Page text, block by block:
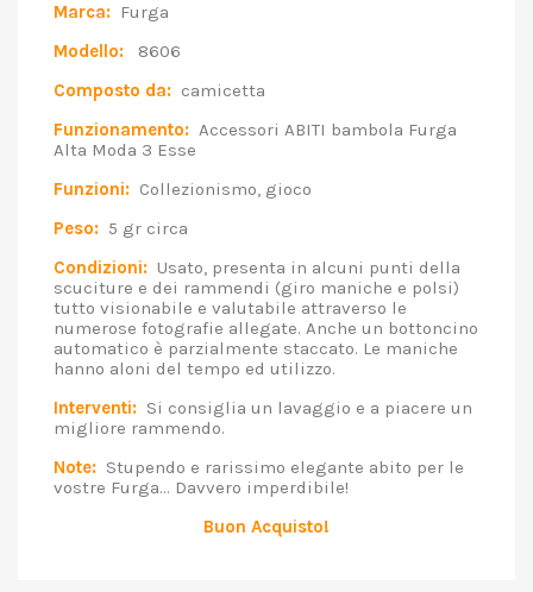
Marca: Furga
Modello: 8606
Composto da: camicetta
Funzionamento: Accessori ABITI bambola Furga
Alta Moda 3 Esse
Funzioni: Collezionismo, gioco
Peso: 5 gr circa
Condizioni: Usato, presenta in alcuni punti della
scuciture e dei rammendi (giro maniche e polsi)
tutto visionabile e valutabile attraverso le
numerose fotografie allegate. Anche un bottoncino
automatico è parzialmente staccato. Le maniche
hanno aloni del tempo ed utilizzo.
Interventi: Si consiglia un lavaggio e a piacere un
migliore rammendo.
Note: Stupendo e rarissimo elegante abito per le
vostre Furga... Davvero imperdibile!
Buon Acquisto!